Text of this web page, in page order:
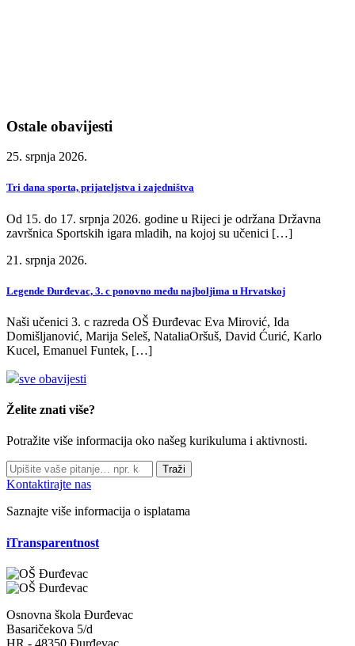
Ostale obavijesti
25. srpnja 2026.
Tri dana sporta, prijateljstva i zajedništva
Od 15. do 17. srpnja 2026. godine u Rijeci je održana Državna
završnica Sportskih igara mladih, na kojoj su učenici […]
21. srpnja 2026.
Legende Đurđevac, 3. c ponovno među najboljima u Hrvatskoj
Naši učenici 3. c razreda OŠ Đurđevac Eva Mirović, Ida
Domišljanović, Marija Seleš, NataliaOršuš, David Ćurić, Karlo
Kucel, Emanuel Funtek, […]
sve obavijesti
Želite znati više?
Potražite više informacija oko našeg kurikuluma i aktivnosti.
Traži
Kontaktirajte nas
Saznajte više informacija o isplatama
iTransparentnost
Osnovna škola Đurđevac
Basaričekova 5/d
HR - 48350 Đurđevac